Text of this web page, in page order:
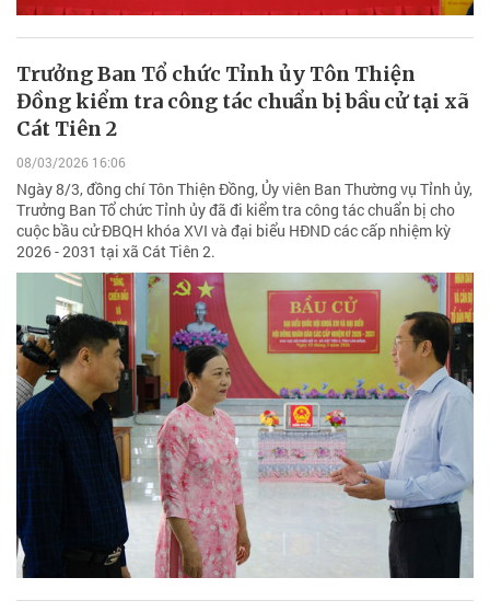
Trưởng Ban Tổ chức Tỉnh ủy Tôn Thiện
Đồng kiểm tra công tác chuẩn bị bầu cử tại xã
Cát Tiên 2
08/03/2026 16:06
Ngày 8/3, đồng chí Tôn Thiện Đồng, Ủy viên Ban Thường vụ Tỉnh ủy,
Trưởng Ban Tổ chức Tỉnh ủy đã đi kiểm tra công tác chuẩn bị cho
cuộc bầu cử ĐBQH khóa XVI và đại biểu HĐND các cấp nhiệm kỳ
2026 - 2031 tại xã Cát Tiên 2.